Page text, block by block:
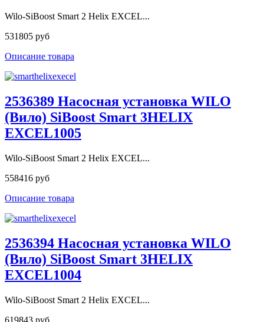
Wilo-SiBoost Smart 2 Helix EXCEL...
531805 руб
Описание товара
2536389 Насосная установка WILO
(Вило) SiBoost Smart 3HELIX
EXCEL1005
Wilo-SiBoost Smart 2 Helix EXCEL...
558416 руб
Описание товара
2536394 Насосная установка WILO
(Вило) SiBoost Smart 3HELIX
EXCEL1004
Wilo-SiBoost Smart 2 Helix EXCEL...
619843 руб